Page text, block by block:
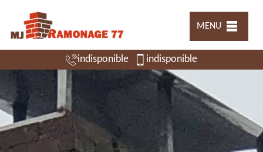
MENU
indisponible indisponible